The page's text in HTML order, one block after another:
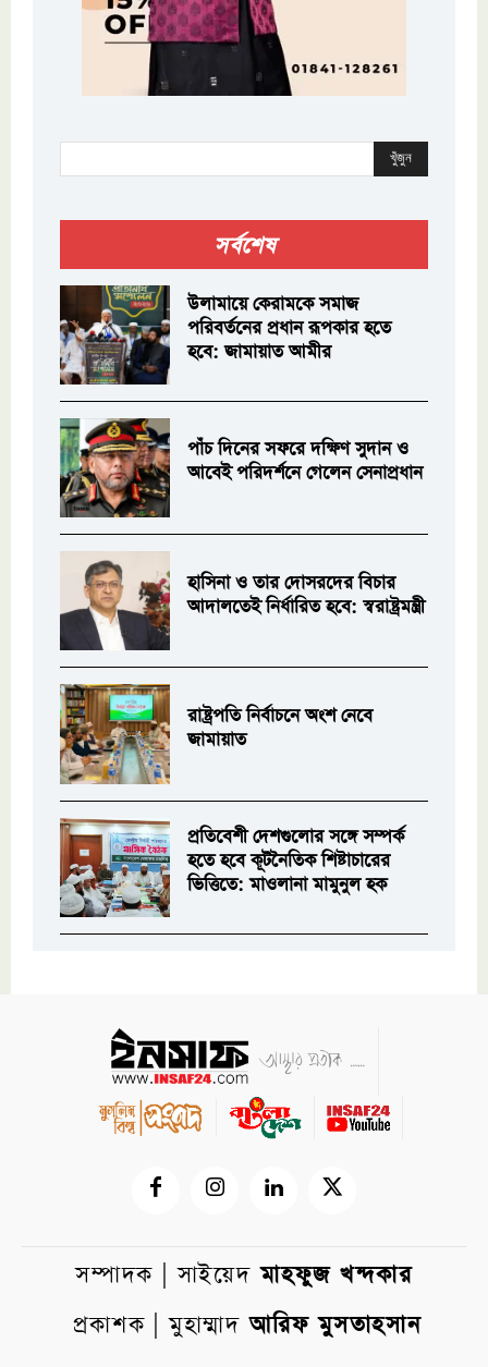
খুঁজুন
সর্বশেষ
উলামায়ে কেরামকে সমাজ
পরিবর্তনের প্রধান রূপকার হতে
হবে: জামায়াত আমীর
পাঁচ দিনের সফরে দক্ষিণ সুদান ও
আবেই পরিদর্শনে গেলেন সেনাপ্রধান
হাসিনা ও তার দোসরদের বিচার
আদালতেই নির্ধারিত হবে: স্বরাষ্ট্রমন্ত্রী
রাষ্ট্রপতি নির্বাচনে অংশ নেবে
জামায়াত
প্রতিবেশী দেশগুলোর সঙ্গে সম্পর্ক
হতে হবে কূটনৈতিক শিষ্টাচারের
ভিত্তিতে: মাওলানা মামুনুল হক
সম্পাদক | সাইয়েদমাহফুজ খন্দকার
প্রকাশক | মুহাম্মাদআরিফ মুসতাহসান